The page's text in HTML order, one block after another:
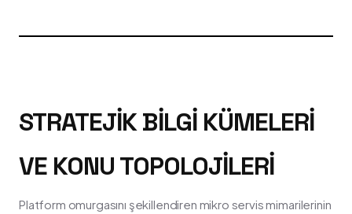
STRATEJIK BILGI KÜMELERI
VE KONU TOPOLOJILERI
Platform omurgasını şekillendiren mikro servis mimarilerinin